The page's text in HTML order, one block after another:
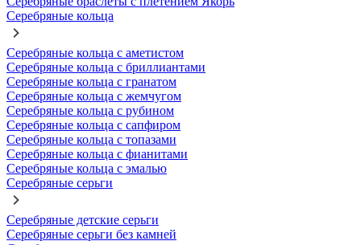
Серебряные кольца
Серебряные кольца с аметистом
Серебряные кольца с бриллиантами
Серебряные кольца с гранатом
Серебряные кольца с жемчугом
Серебряные кольца с рубином
Серебряные кольца с сапфиром
Серебряные кольца с топазами
Серебряные кольца с фианитами
Серебряные кольца с эмалью
Серебряные серьги
Серебряные детские серьги
Серебряные серьги без камней